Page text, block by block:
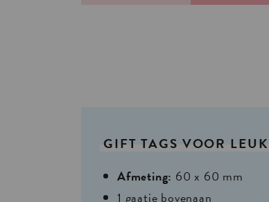
GIFT TAGS VOOR
Afmeting: 60 x 60 mm
1 gaatje bovenaan